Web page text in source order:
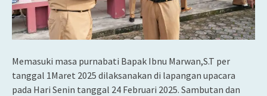
Memasuki masa purnabati Bapak Ibnu Marwan,S.T per
tanggal 1Maret 2025 dilaksanakan di lapangan upacara
pada Hari Senin tanggal 24 Februari 2025. Sambutan dan